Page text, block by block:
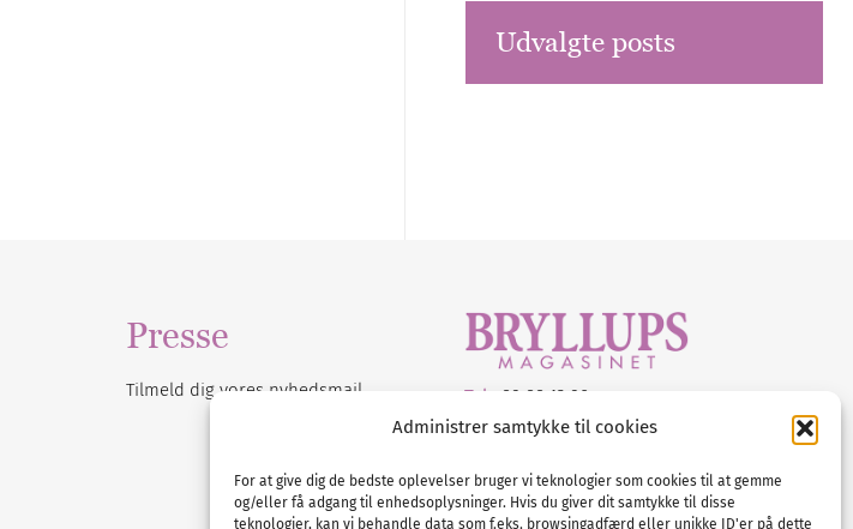
Administrer samtykke til cookies
For at give dig de bedste oplevelser bruger vi teknologier som cookies til at gemme
og/eller få adgang til enhedsoplysninger. Hvis du giver dit samtykke til disse
teknologier, kan vi behandle data som f.eks. browsingadfærd eller unikke ID'er på dette
Udvalgte posts
Presse
Tilmeld dig vores nyhedsmail Tel :
89 88 13 90
E-post:info@nordicbridalmedia.com
© All rights reserved.
Org.nr: DK34787271